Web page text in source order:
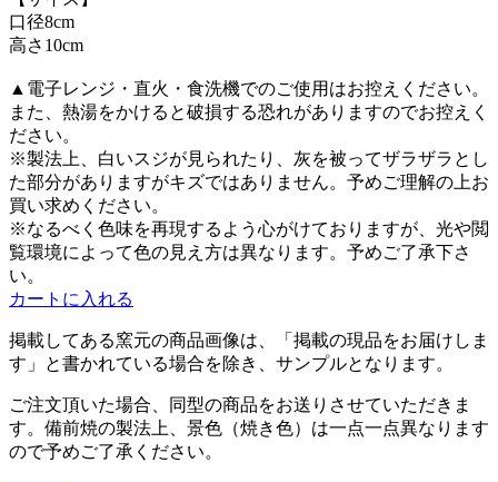
口径8cm
高さ10cm
▲電子レンジ・直火・食洗機でのご使用はお控えください。
また、熱湯をかけると破損する恐れがありますのでお控えく
ださい。
※製法上、白いスジが見られたり、灰を被ってザラザラとし
た部分がありますがキズではありません。予めご理解の上お
買い求めください。
※なるべく色味を再現するよう心がけておりますが、光や閲
覧環境によって色の見え方は異なります。予めご了承下さ
い。
カートに入れる
掲載してある窯元の商品画像は、
「掲載の現品をお届けしま
す」と書かれている場合を除き、サンプルとなります。
ご注文頂いた場合、同型の商品をお送りさせていただきま
す。備前焼の製法上、景色（焼き色）は一点一点異なります
ので予めご了承ください。